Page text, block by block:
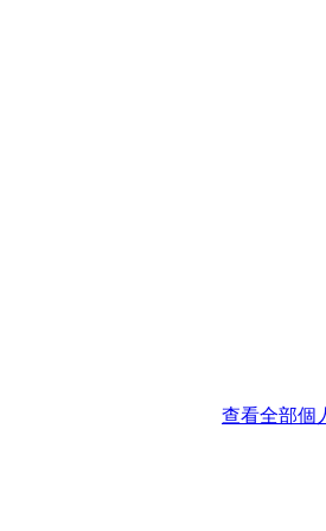
查看全部個